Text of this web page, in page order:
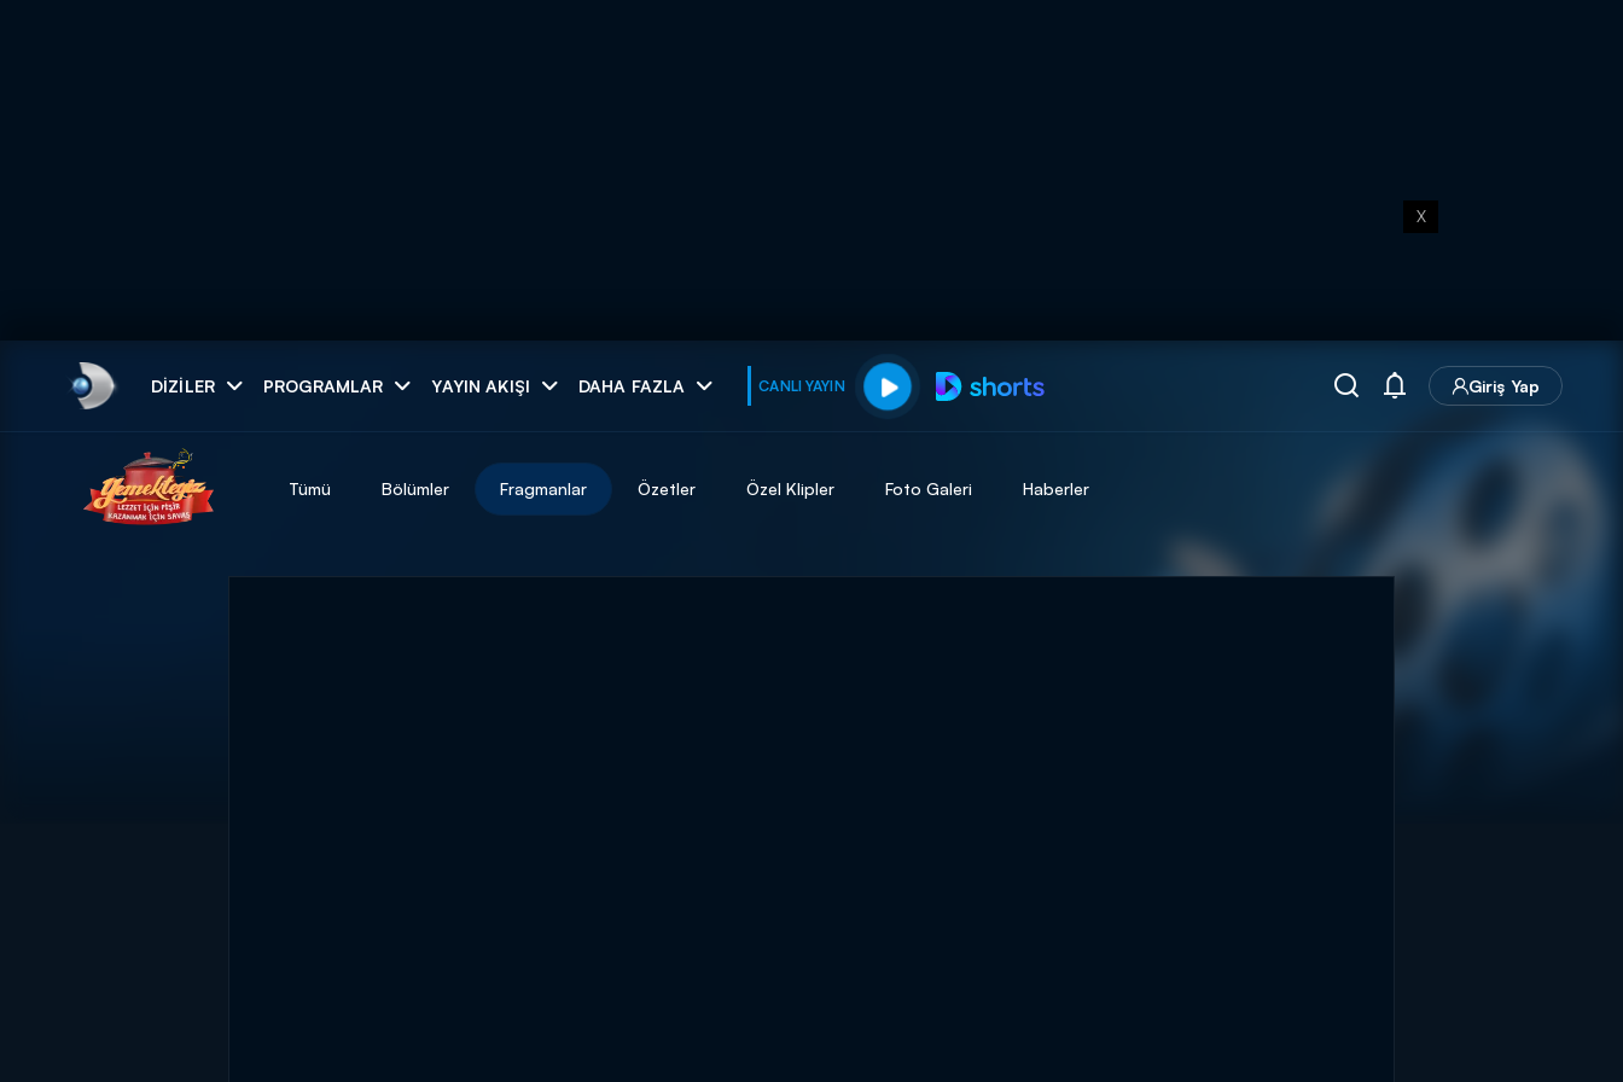
X
DIZILER PROGRAMLAR YAYIN AKIŞI DAHA FAZLA CANLI YAYIN Giriş Yap
muhteşem ikili
ARAMA SONUÇLARI
Tümü Bölümler Fragmanlar Özetler Özel Klipler Foto Galeri Haberler